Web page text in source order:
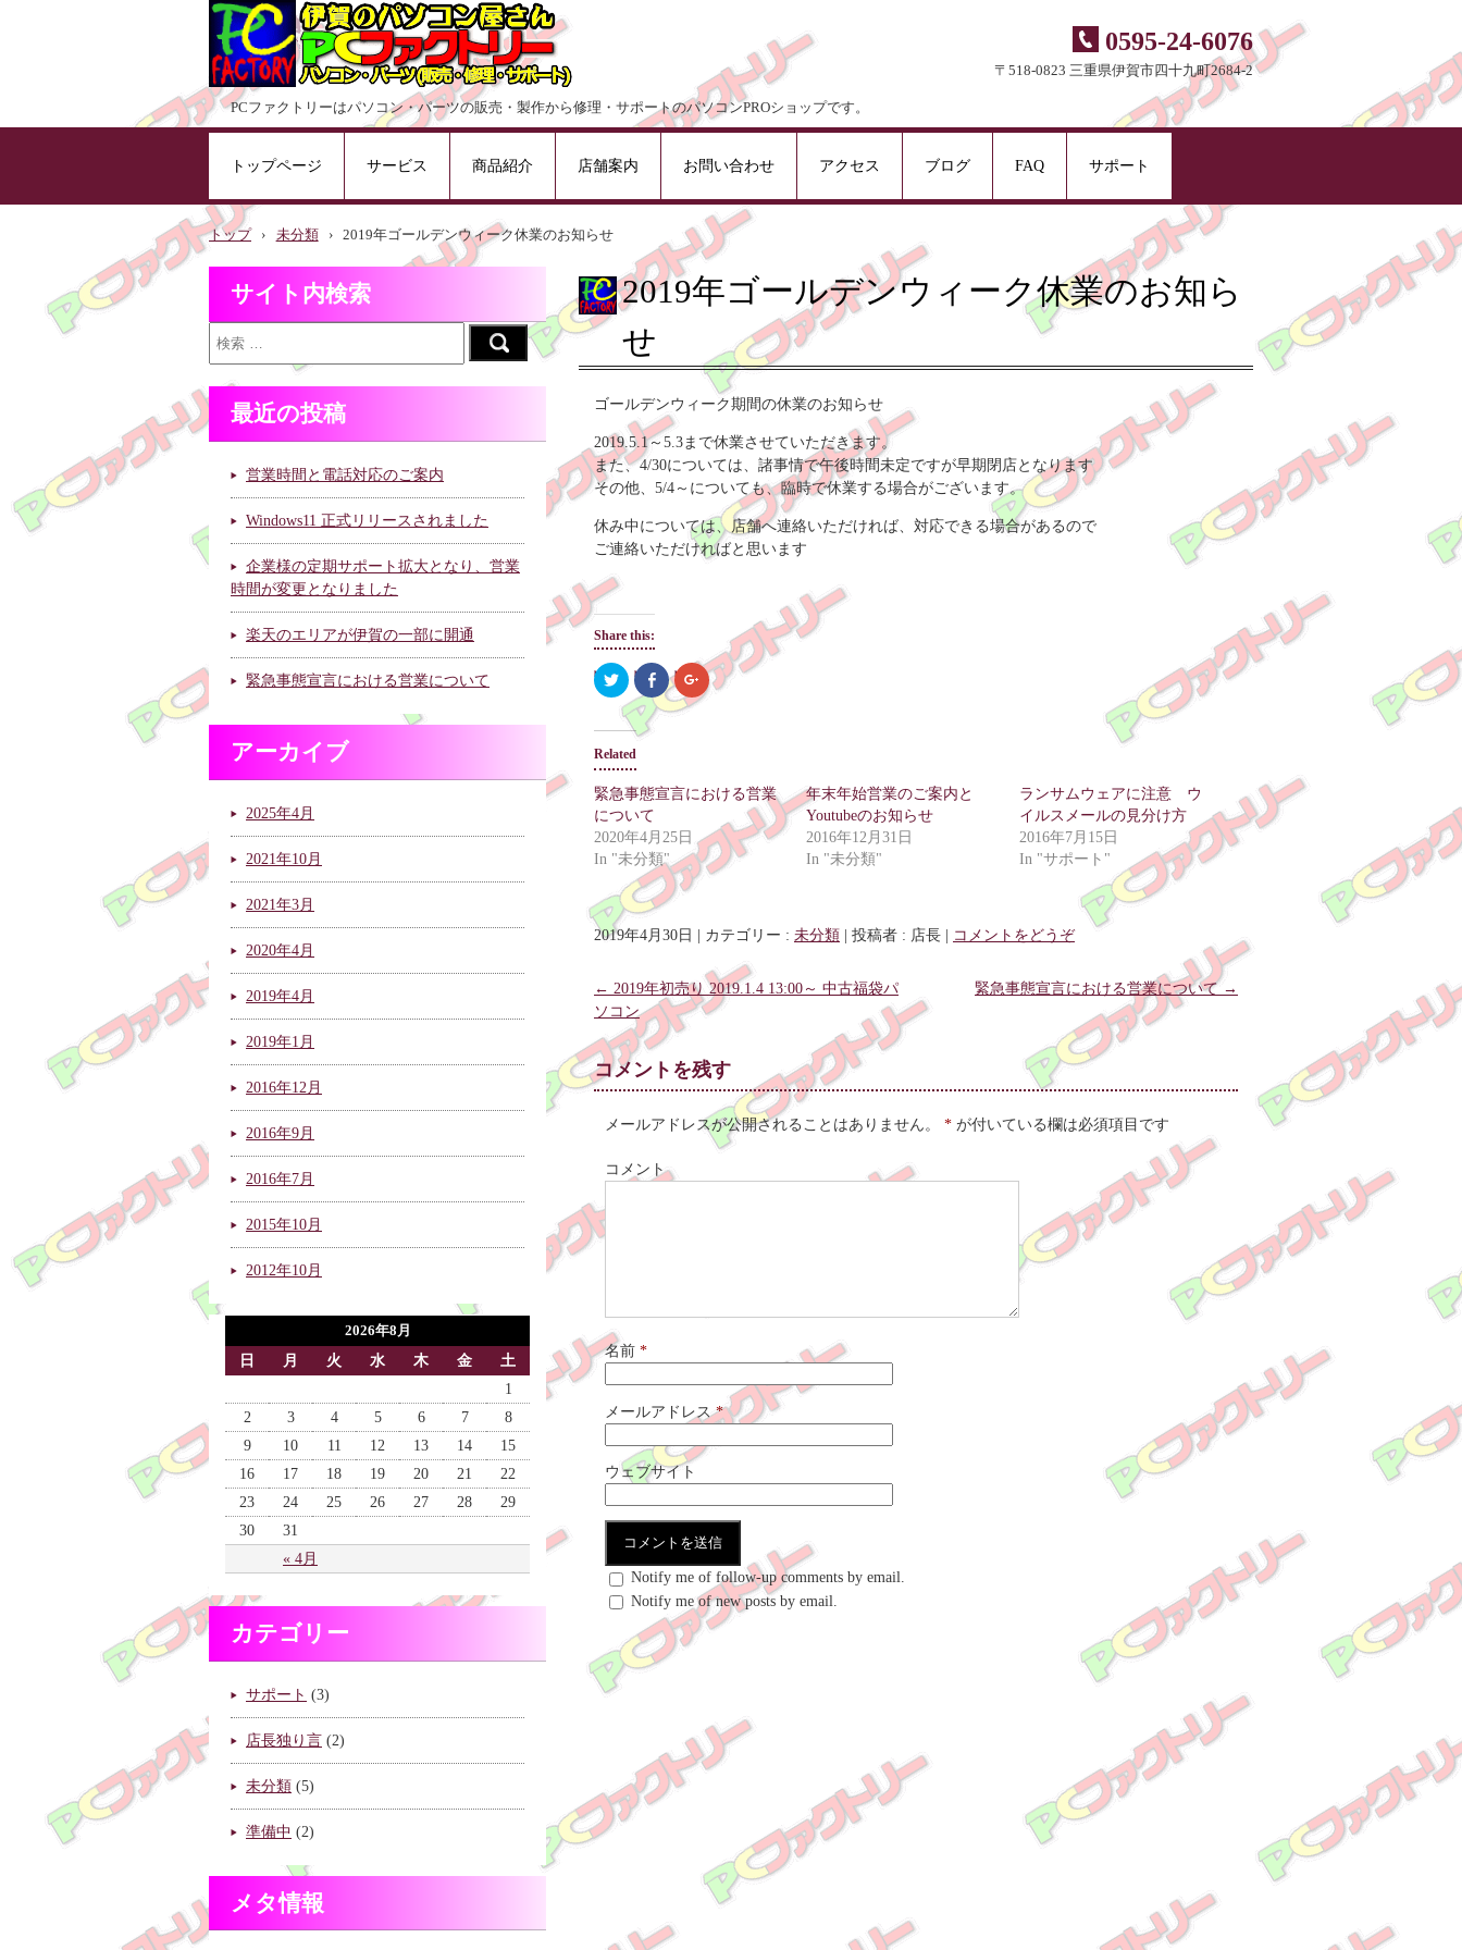
PCファクトリーはパソコン・パーツの販売・製作から修理・サポートのパソコンPROショップです。
0595-24-6076
〒518-0823 三重県伊賀市四十九町2684-2
トップページ サービス 商品紹介 店舗案内 お問い合わせ アクセス ブログ FAQ サポート
トップ › 未分類 › 2019年ゴールデンウィーク休業のお知らせ
2019年ゴールデンウィーク休業のお知ら
せ
ゴールデンウィーク期間の休業のお知らせ
2019.5.1～5.3まで休業させていただきます。
また、4/30については、諸事情で午後時間未定ですが早期閉店となります
その他、5/4～についても、臨時で休業する場合がございます。
休み中については、店舗へ連絡いただければ、対応できる場合があるので
ご連絡いただければと思います
Share this:
C
l
i
c
k
o
s
a
r
e
o
n
T
i
t
t
e
r
e
n
s
i
n
n
e
w
w
n
)
S
h
a
r
a
c
o
o
k
(
O
p
e
n
s
n
e
w
w
n
o
w
)
C
l
i
a
o
n
G
o
+
p
e
n
s
n
e
w
w
n
d
Related
緊急事態宣言における営業
について
2020年4月25日
In "未分類"
年末年始営業のご案内と
Youtubeのお知らせ
2016年12月31日
In "未分類"
ランサムウェアに注意 ウ
イルスメールの見分け方
2016年7月15日
In "サポート"
2019年4月30日 カテゴリー : 未分類 投稿者 : 店長 コメントをどうぞ
← 2019年初売り 2019.1.4 13:00～ 中古福袋パ
ソコン
緊急事態宣言における営業について →
コメントを残す
メールアドレスが公開されることはありません。 * が付いている欄は必須項目です
コメント
名前 *
メールアドレス*
ウェブサイト
Notify me of follow-up comments by email.
Notify me of new posts by email.
サイト内検索
最近の投稿
営業時間と電話対応のご案内
Windows11 正式リリースされました
企業様の定期サポート拡大となり、営業
時間が変更となりました
楽天のエリアが伊賀の一部に開通
緊急事態宣言における営業について
アーカイブ
2025年4月
2021年10月
2021年3月
2020年4月
2019年4月
2019年1月
2016年12月
2016年9月
2016年7月
2015年10月
2012年10月
2026年8月
日 月 火 水 木 金 土
« 4月
1
2
3 4 5 6 7
8
9
10 11 12 13 14
15
16
17 18 19 20 21
22
23
24 25 26 27 28
29
30
31
カテゴリー
サポート (3)
店長独り言 (2)
未分類 (5)
準備中 (2)
メタ情報